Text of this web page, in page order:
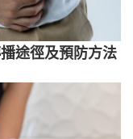
途徑及預防方法